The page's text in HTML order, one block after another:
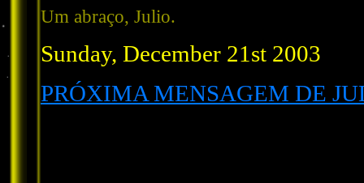
Um abraço, Julio.
Sunday, December 21st 2003
PRÓXIMA MENSAGEM DE